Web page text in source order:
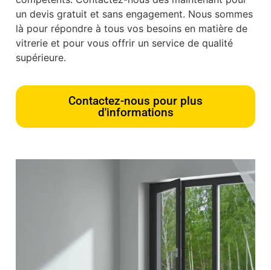
un devis gratuit et sans engagement. Nous sommes
là pour répondre à tous vos besoins en matière de
vitrerie et pour vous offrir un service de qualité
supérieure.
Contactez-nous pour plus
d'informations